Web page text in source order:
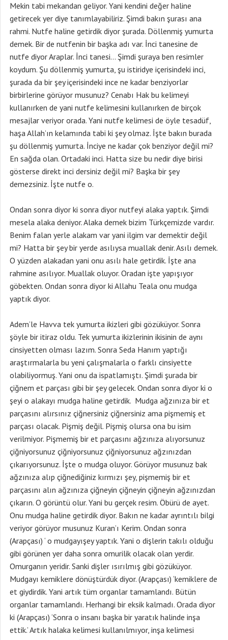
Mekin tabi mekandan geliyor. Yani kendini değer haline
getirecek yer diye tanımlayabiliriz. Şimdi bakın şurası ana
rahmi. Nutfe haline getirdik diyor şurada. Döllenmiş yumurta
demek. Bir de nutfenin bir başka adı var. İnci tanesine de
nutfe diyor Araplar. İnci tanesi… Şimdi şuraya ben resimler
koydum. Şu döllenmiş yumurta, şu istiridye içerisindeki inci,
şurada da bir şey içerisindeki ince ne kadar benziyorlar
birbirlerine görüyor musunuz? Cenabı Hak bu kelimeyi
kullanırken de yani nutfe kelimesini kullanırken de birçok
mesajlar veriyor orada. Yani nutfe kelimesi de öyle tesadüf,
haşa Allah’ın kelamında tabi ki şey olmaz. İşte bakın burada
şu döllenmiş yumurta. İnciye ne kadar çok benziyor değil mi?
En sağda olan. Ortadaki inci. Hatta size bu nedir diye birisi
gösterse direkt inci dersiniz değil mi? Başka bir şey
demezsiniz. İşte nutfe o.
Ondan sonra diyor ki sonra diyor nutfeyi alaka yaptık. Şimdi
mesela alaka deniyor. Alaka demek bizim Türkçemizde vardır.
Benim falan yerle alakam var yani ilgim var demektir değil
mi? Hatta bir şey bir yerde asılıysa muallak denir. Asılı demek.
O yüzden alakadan yani onu asılı hale getirdik. İşte ana
rahmine asılıyor. Muallak oluyor. Oradan işte yapışıyor
göbekten. Ondan sonra diyor ki Allahu Teala onu mudga
yaptık diyor.
Adem’le Havva tek yumurta ikizleri gibi gözüküyor. Sonra
şöyle bir itiraz oldu. Tek yumurta ikizlerinin ikisinin de aynı
cinsiyetten olması lazım. Sonra Seda Hanım yaptığı
araştırmalarla bu yeni çalışmalarla o farklı cinsiyette
olabiliyormuş. Yani onu da ispatlamıştı. Şimdi şurada bir
çiğnem et parçası gibi bir şey gelecek. Ondan sonra diyor ki o
şeyi o alakayı mudga haline getirdik. Mudga ağzınıza bir et
parçasını alırsınız çiğnersiniz çiğnersiniz ama pişmemiş et
parçası olacak. Pişmiş değil. Pişmiş olursa ona bu isim
verilmiyor. Pişmemiş bir et parçasını ağzınıza alıyorsunuz
çiğniyorsunuz çiğniyorsunuz çiğniyorsunuz ağzınızdan
çıkarıyorsunuz. İşte o mudga oluyor. Görüyor musunuz bak
ağzınıza alıp çiğnediğiniz kırmızı şey, pişmemiş bir et
parçasını alın ağzınıza çiğneyin çiğneyin çiğneyin ağzınızdan
çıkarın. O görüntü olur. Yani bu gerçek resim. Öbürü de ayet.
Onu mudga haline getirdik diyor. Bakın ne kadar ayrıntılı bilgi
veriyor görüyor musunuz Kuran’ı Kerim. Ondan sonra
(Arapçası) ‘ o mudgayışey yaptık. Yani o dişlerin takılı olduğu
gibi görünen yer daha sonra omurilik olacak olan yerdir.
Omurganın yeridir. Sanki dişler ısırılmış gibi gözüküyor.
Mudgayı kemiklere dönüştürdük diyor. (Arapçası) ‘kemiklere de
et giydirdik. Yani artık tüm organlar tamamlandı. Bütün
organlar tamamlandı. Herhangi bir eksik kalmadı. Orada diyor
ki (Arapçası) ‘Sonra o insanı başka bir yaratık halinde inşa
ettik.’ Artık halaka kelimesi kullanılmıyor, inşa kelimesi